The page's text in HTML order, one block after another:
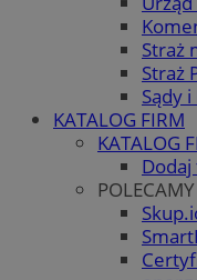
Straż
Straż
Sądy
KATALOG FIRM
KATALOG
POLECAMY